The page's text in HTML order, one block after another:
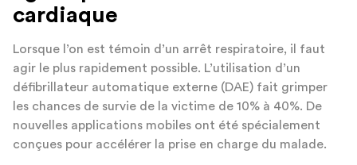
cardiaque
Lorsque l’on est témoin d’un arrêt respiratoire, il faut
agir le plus rapidement possible. L’utilisation d’un
défibrillateur automatique externe (DAE) fait grimper
les chances de survie de la victime de 10% à 40%. De
nouvelles applications mobiles ont été spécialement
conçues pour accélérer la prise en charge du malade.